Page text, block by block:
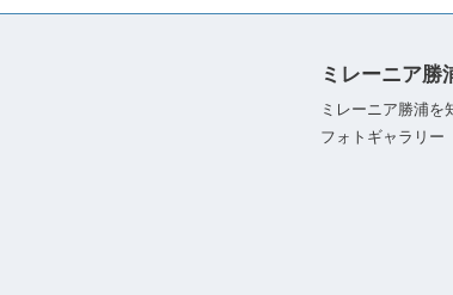
ミレーニア勝
ミレーニア勝浦を
フォトギャラリー